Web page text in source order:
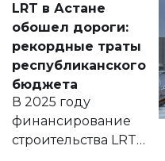
документ
появился в базе
нормативных
правовых актов и
на сайте маслихат
города.
LRT в Астане
обошел дороги:
рекордные траты
республиканского
бюджета
В 2025 году
финансирование
строительства LRT